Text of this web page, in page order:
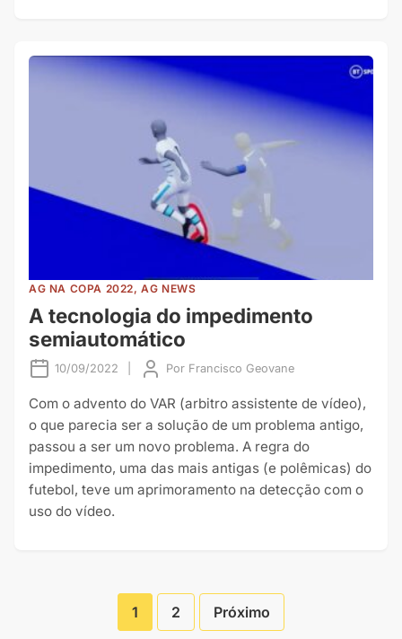
AG NA COPA 2022, AG NEWS
A tecnologia do impedimento
semiautomático
10/09/2022 Por Francisco Geovane
Com o advento do VAR (arbitro assistente de vídeo),
o que parecia ser a solução de um problema antigo,
passou a ser um novo problema. A regra do
impedimento, uma das mais antigas (e polêmicas) do
futebol, teve um aprimoramento na detecção com o
uso do vídeo.
Paginação
1 2 Próximo